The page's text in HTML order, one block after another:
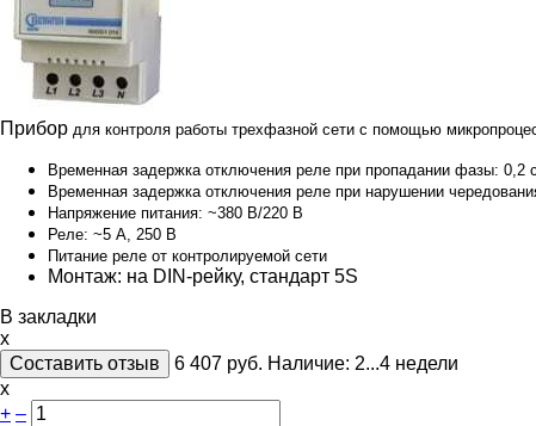
Прибор для контроля работы трехфазной сети с помощью
Временная задержка отключения реле при пропадании фазы: 0,2 с
Временная задержка отключения реле при нарушении
Напряжение питания: ~380 В/220 В
Реле: ~5 A , 250 В
Питание реле от контролируемой сети
Монтаж: на DIN-рейку, стандарт 5S
В закладки
x
Составить отзыв
6 407 руб. Наличие: 2...4 недели
х
+ –